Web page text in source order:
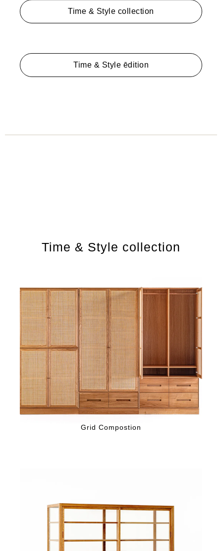
Time & Style collection
Time & Style ēdition
Time & Style collection
Grid Compostion